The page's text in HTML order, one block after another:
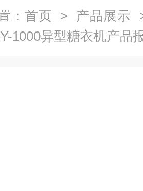
： 首页 > 产品展示
1000异型糖衣机产品